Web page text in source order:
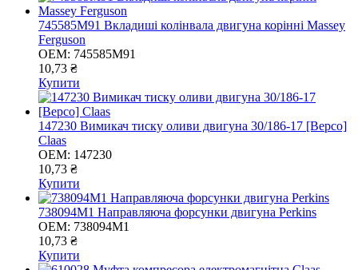
745585M91 Вкладиші колінвала двигуна корінні Massey
Ferguson
OEM: 745585M91
10,73 ₴
Купити
147230 Вимикач тиску оливи двигуна 30/186-17 [Bepco]
Claas
OEM: 147230
10,73 ₴
Купити
738094M1 Направляюча форсунки двигуна Perkins
OEM: 738094M1
10,73 ₴
Купити